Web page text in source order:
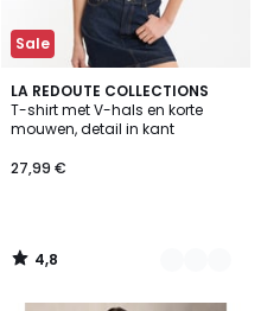
Sale
LA REDOUTE COLLECTIONS
T-shirt met V-hals en korte
mouwen, detail in kant
27,99 €
4,8
/ 5
2
Kleuren
4,8
/